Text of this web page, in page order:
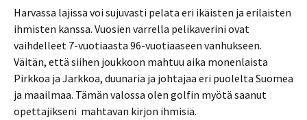
Harvassa lajissa voi sujuvasti pelata eri ikäisten ja erilaisten
ihmisten kanssa. Vuosien varrella pelikaverini ovat
vaihdelleet 7-vuotiaasta 96-vuotiaaseen vanhukseen.
Väitän, että siihen joukkoon mahtuu aika monenlaista
Pirkkoa ja Jarkkoa, duunaria ja johtajaa eri puolelta Suomea
ja maailmaa. Tämän valossa olen golfin myötä saanut
opettajikseni mahtavan kirjon ihmisiä.